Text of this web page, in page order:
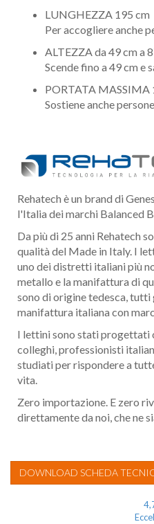
LUNGHEZZA 195 cm
Per accogliere anche
ALTEZZA da 49 cm a
Scende fino a 49 cm e
PORTATA MASSIMA
Sostiene anche
Rehatech è un brand di
l'Italia dei marchi Balanced
Da più di 25 anni Rehatech
qualità del Made in Italy. I
uno dei distretti italiani più
metallo e la manifattura di
sono di origine tedesca,
manifattura italiana con
I lettini sono stati progettati
colleghi, professionisti
studiati per rispondere a
vita.
Zero importazione. E zero
direttamente da noi, che ne
DOWNLOAD SCHEDA